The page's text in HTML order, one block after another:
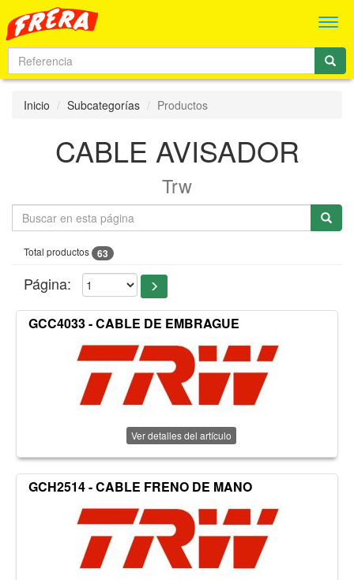
Inicio Subcategorías Productos
CABLE AVISADOR
Trw
Total productos 63
Página:
GCC4033 - CABLE DE EMBRAGUE
Ver detalles del artículo
GCH2514 - CABLE FRENO DE MANO